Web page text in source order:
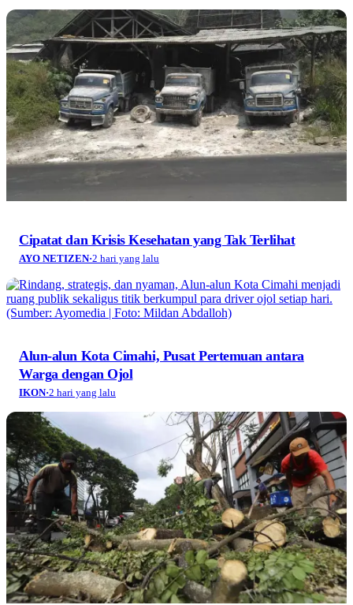
Cipatat dan Krisis Kesehatan yang Tak Terlihat
AYO NETIZEN·2 hari yang lalu
Alun-alun Kota Cimahi, Pusat Pertemuan antara
Warga dengan Ojol
IKON·2 hari yang lalu